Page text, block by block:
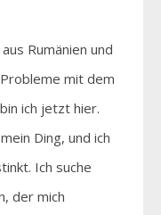
Rumänien und
mit dem
ich jetzt hier.
Ding, und ich
Ich suche
der mich